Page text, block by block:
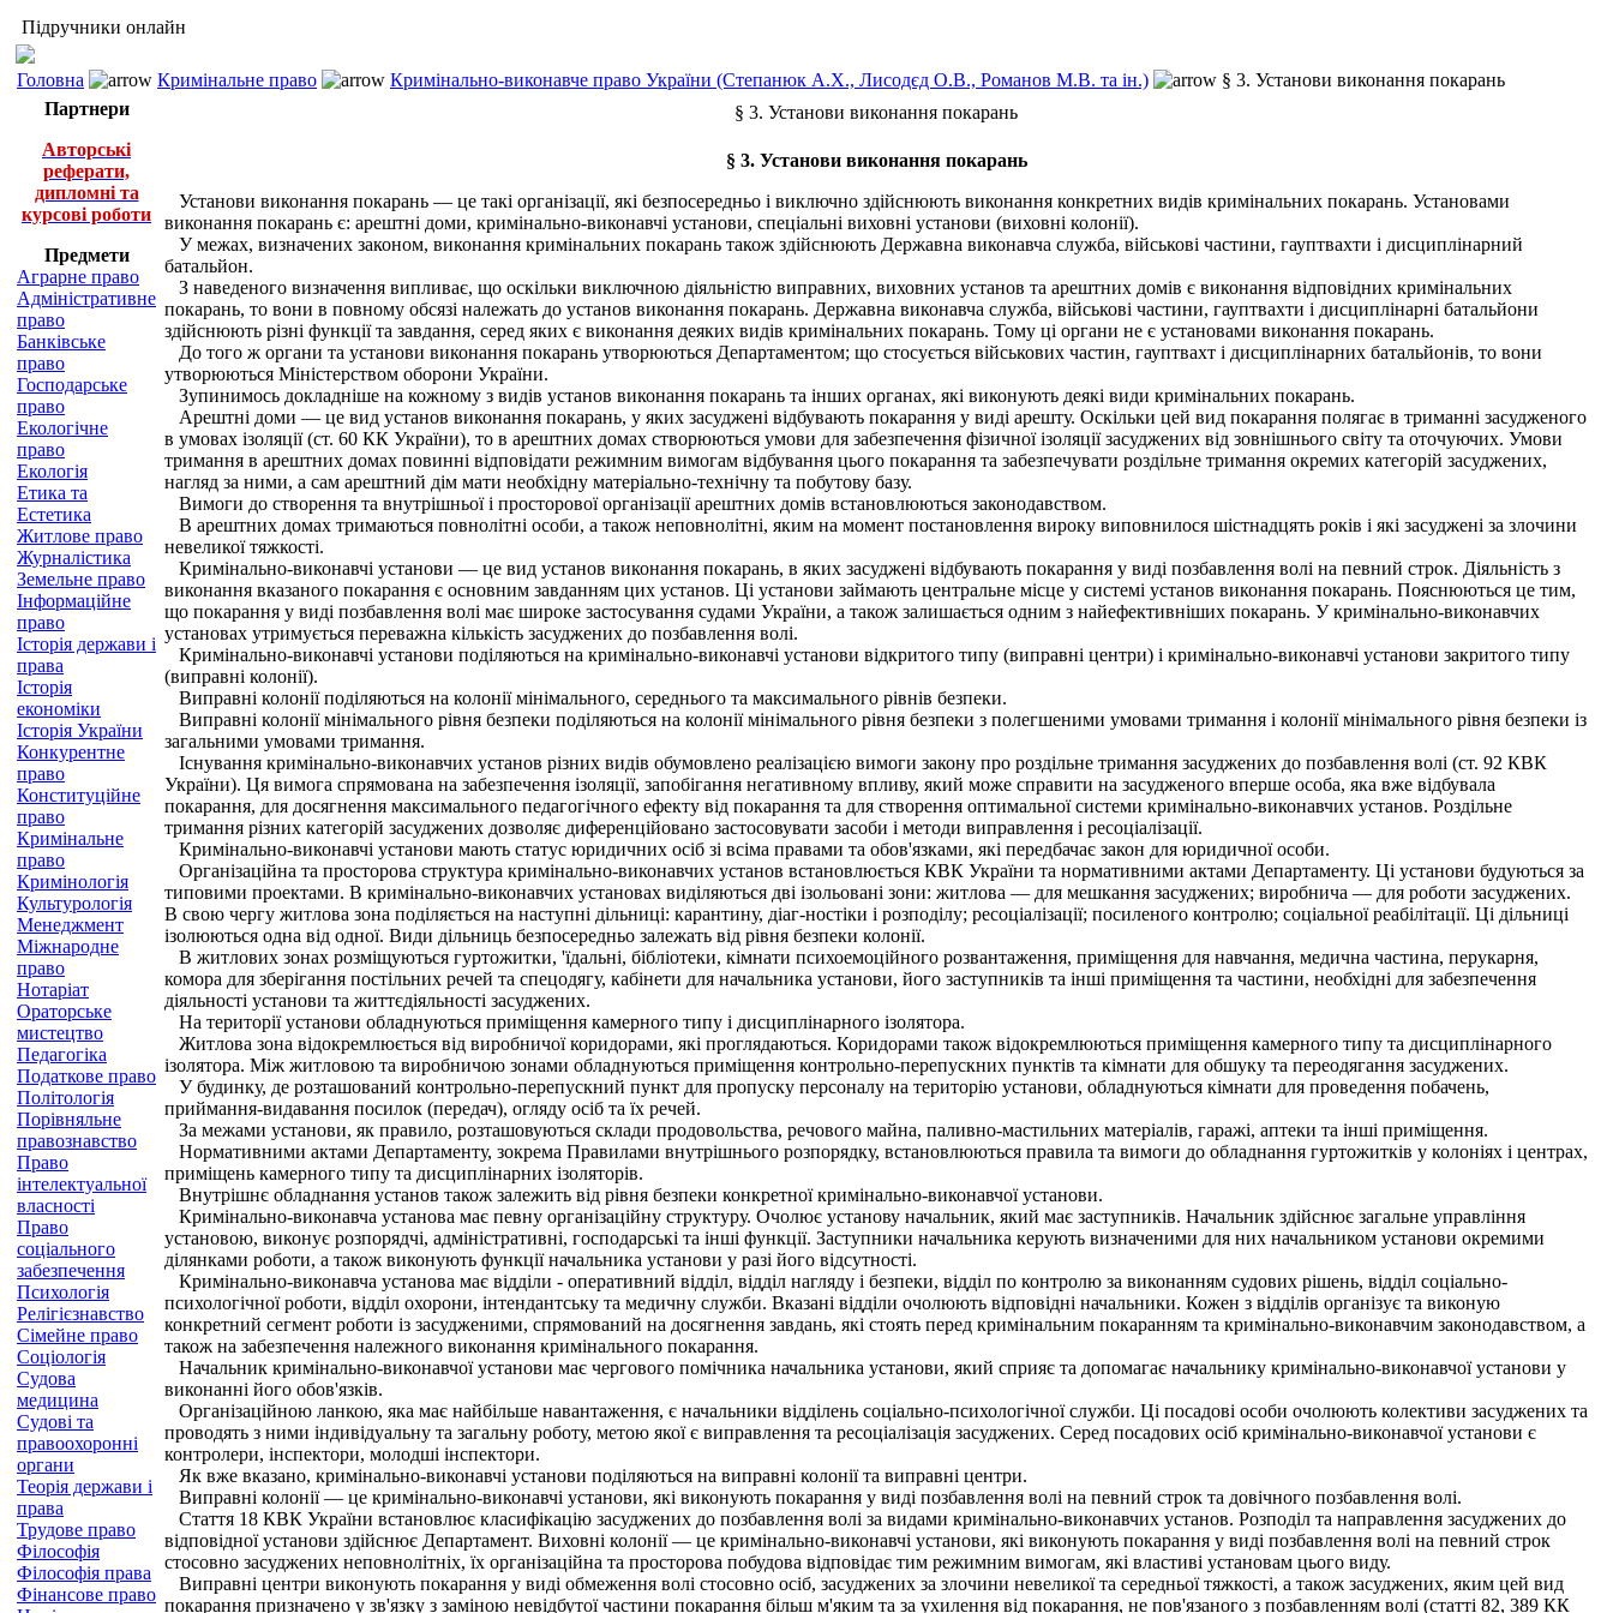
Підручники онлайн
Головна Кримінальне право Кримінально-виконавче право України (Степанюк А.X., Лисодєд О.В., Романов М.В. та ін.)
§ 3. Установи виконання покарань
Партнери
Авторські
реферати,
дипломні та
курсові роботи
Предмети
Аграрне право
Адміністративне
право
Банківське
право
Господарське
право
Екологічне
право
Екологія
Етика та
Естетика
Житлове право
Журналістика
Земельне право
Інформаційне
право
Історія держави і
права
Історія
економіки
Історія України
Конкурентне
право
Конституційне
право
Кримінальне
право
Кримінологія
Культурологія
Менеджмент
Міжнародне
право
Нотаріат
Ораторське
мистецтво
Педагогіка
Податкове право
Політологія
Порівняльне
правознавство
Право
інтелектуальної
власності
Право
соціального
забезпечення
Психологія
Релігієзнавство
Сімейне право
Соціологія
Судова
медицина
Судові та
правоохоронні
органи
Теорія держави і
права
Трудове право
Філософія
Філософія права
Фінансове право
§ 3. Установи виконання покарань
§ 3. Установи виконання покарань
Установи виконання покарань — це такі організації, які безпосередньо і виключно здійснюють виконання конкретних видів кримінальних покарань. Установами
виконання покарань є: арештні доми, кримінально-виконавчі установи, спеціальні виховні установи (виховні колонії).
У межах, визначених законом, виконання кримінальних покарань також здійснюють Державна виконавча служба, військові частини, гауптвахти і дисциплінарний
батальйон.
З наведеного визначення випливає, що оскільки виключною діяльністю виправних, виховних установ та арештних домів є виконання відповідних кримінальних
покарань, то вони в повному обсязі належать до установ виконання покарань. Державна виконавча служба, військові частини, гауптвахти і дисциплінарні батальйони
здійснюють різні функції та завдання, серед яких є виконання деяких видів кримінальних покарань. Тому ці органи не є установами виконання покарань.
До того ж органи та установи виконання покарань утворюються Департаментом; що стосується військових частин, гауптвахт і дисциплінарних батальйонів, то вони
утворюються Міністерством оборони України.
Зупинимось докладніше на кожному з видів установ виконання покарань та інших органах, які виконують деякі види кримінальних покарань.
Арештні доми — це вид установ виконання покарань, у яких засуджені відбувають покарання у виді арешту. Оскільки цей вид покарання полягає в триманні засудженого
в умовах ізоляції (ст. 60 КК України), то в арештних домах створюються умови для забезпечення фізичної ізоляції засуджених від зовнішнього світу та оточуючих. Умови
тримання в арештних домах повинні відповідати режимним вимогам відбування цього покарання та забезпечувати роздільне тримання окремих категорій засуджених,
нагляд за ними, а сам арештний дім мати необхідну матеріально-технічну та побутову базу.
Вимоги до створення та внутрішньої і просторової організації арештних домів встановлюються законодавством.
В арештних домах тримаються повнолітні особи, а також неповнолітні, яким на момент постановлення вироку виповнилося шістнадцять років і які засуджені за злочини
невеликої тяжкості.
Кримінально-виконавчі установи — це вид установ виконання покарань, в яких засуджені відбувають покарання у виді позбавлення волі на певний строк. Діяльність з
виконання вказаного покарання є основним завданням цих установ. Ці установи займають центральне місце у системі установ виконання покарань. Пояснюються це тим,
що покарання у виді позбавлення волі має широке застосування судами України, а також залишається одним з найефективніших покарань. У кримінально-виконавчих
установах утримується переважна кількість засуджених до позбавлення волі.
Кримінально-виконавчі установи поділяються на кримінально-виконавчі установи відкритого типу (виправні центри) і кримінально-виконавчі установи закритого типу
(виправні колонії).
Виправні колонії поділяються на колонії мінімального, середнього та максимального рівнів безпеки.
Виправні колонії мінімального рівня безпеки поділяються на колонії мінімального рівня безпеки з полегшеними умовами тримання і колонії мінімального рівня безпеки із
загальними умовами тримання.
Існування кримінально-виконавчих установ різних видів обумовлено реалізацією вимоги закону про роздільне тримання засуджених до позбавлення волі (ст. 92 КВК
України). Ця вимога спрямована на забезпечення ізоляції, запобігання негативному впливу, який може справити на засудженого вперше особа, яка вже відбувала
покарання, для досягнення максимального педагогічного ефекту від покарання та для створення оптимальної системи кримінально-виконавчих установ. Роздільне
тримання різних категорій засуджених дозволяє диференційовано застосовувати засоби і методи виправлення і ресоціалізації.
Кримінально-виконавчі установи мають статус юридичних осіб зі всіма правами та обов'язками, які передбачає закон для юридичної особи.
Організаційна та просторова структура кримінально-виконавчих установ встановлюється КВК України та нормативними актами Департаменту. Ці установи будуються за
типовими проектами. В кримінально-виконавчих установах виділяються дві ізольовані зони: житлова — для мешкання засуджених; виробнича — для роботи засуджених.
В свою чергу житлова зона поділяється на наступні дільниці: карантину, діаг-ностіки і розподілу; ресоціалізації; посиленого контролю; соціальної реабілітації. Ці дільниці
ізолюються одна від одної. Види дільниць безпосередньо залежать від рівня безпеки колонії.
В житлових зонах розміщуються гуртожитки, 'їдальні, бібліотеки, кімнати психоемоційного розвантаження, приміщення для навчання, медична частина, перукарня,
комора для зберігання постільних речей та спецодягу, кабінети для начальника установи, його заступників та інші приміщення та частини, необхідні для забезпечення
діяльності установи та життєдіяльності засуджених.
На території установи обладнуються приміщення камерного типу і дисциплінарного ізолятора.
Житлова зона відокремлюється від виробничої коридорами, які проглядаються. Коридорами також відокремлюються приміщення камерного типу та дисциплінарного
ізолятора. Між житловою та виробничою зонами обладнуються приміщення контрольно-перепускних пунктів та кімнати для обшуку та переодягання засуджених.
У будинку, де розташований контрольно-перепускний пункт для пропуску персоналу на територію установи, обладнуються кімнати для проведення побачень,
приймання-видавання посилок (передач), огляду осіб та їх речей.
За межами установи, як правило, розташовуються склади продовольства, речового майна, паливно-мастильних матеріалів, гаражі, аптеки та інші приміщення.
Нормативними актами Департаменту, зокрема Правилами внутрішнього розпорядку, встановлюються правила та вимоги до обладнання гуртожитків у колоніях і центрах,
приміщень камерного типу та дисциплінарних ізоляторів.
Внутрішнє обладнання установ також залежить від рівня безпеки конкретної кримінально-виконавчої установи.
Кримінально-виконавча установа має певну організаційну структуру. Очолює установу начальник, який має заступників. Начальник здійснює загальне управління
установою, виконує розпорядчі, адміністративні, господарські та інші функції. Заступники начальника керують визначеними для них начальником установи окремими
ділянками роботи, а також виконують функції начальника установи у разі його відсутності.
Кримінально-виконавча установа має відділи - оперативний відділ, відділ нагляду і безпеки, відділ по контролю за виконанням судових рішень, відділ соціально-
психологічної роботи, відділ охорони, інтендантську та медичну служби. Вказані відділи очолюють відповідні начальники. Кожен з відділів організує та виконую
конкретний сегмент роботи із засудженими, спрямований на досягнення завдань, які стоять перед кримінальним покаранням та кримінально-виконавчим законодавством, а
також на забезпечення належного виконання кримінального покарання.
Начальник кримінально-виконавчої установи має чергового помічника начальника установи, який сприяє та допомагає начальнику кримінально-виконавчої установи у
виконанні його обов'язків.
Організаційною ланкою, яка має найбільше навантаження, є начальники відділень соціально-психологічної служби. Ці посадові особи очолюють колективи засуджених та
проводять з ними індивідуальну та загальну роботу, метою якої є виправлення та ресоціалізація засуджених. Серед посадових осіб кримінально-виконавчої установи є
контролери, інспектори, молодші інспектори.
Як вже вказано, кримінально-виконавчі установи поділяються на виправні колонії та виправні центри.
Виправні колонії — це кримінально-виконавчі установи, які виконують покарання у виді позбавлення волі на певний строк та довічного позбавлення волі.
Стаття 18 КВК України встановлює класифікацію засуджених до позбавлення волі за видами кримінально-виконавчих установ. Розподіл та направлення засуджених до
відповідної установи здійснює Департамент. Виховні колонії — це кримінально-виконавчі установи, які виконують покарання у виді позбавлення волі на певний строк
стосовно засуджених неповнолітніх, їх організаційна та просторова побудова відповідає тим режимним вимогам, які властиві установам цього виду.
Виправні центри виконують покарання у виді обмеження волі стосовно осіб, засуджених за злочини невеликої та середньої тяжкості, а також засуджених, яким цей вид
покарання призначено у зв'язку з заміною невідбутої частини покарання більш м'яким та за ухилення від покарання, не пов'язаного з позбавленням волі (статті 82, 389 КК